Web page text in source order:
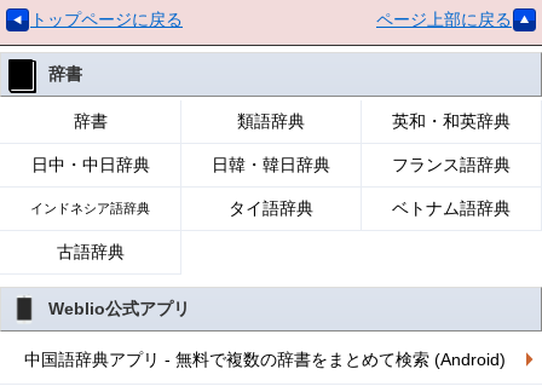
トップページに戻る ページ上部に戻る
辞書
辞書 類語辞典 英和・和英辞典
日中・中日辞典 日韓・韓日辞典 フランス語辞典
インドネシア語辞典 タイ語辞典 ベトナム語辞典
古語辞典
Weblio公式アプリ
中国語辞典アプリ - 無料で複数の辞書をまとめて検索 (Android)